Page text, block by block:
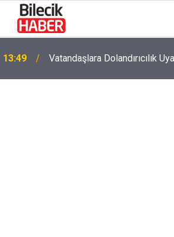
13:49 Vatandaşlara Dolandırıcılık